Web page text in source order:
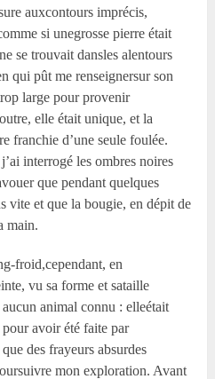
auxcontours imprécis,
si unegrosse pierre était
se trouvait dansles alentours
qui pût me renseignersur son
large pour provenir
elle était unique, et la
franchie d’une seule foulée.
interrogé les ombres noires
que pendant quelques
vite et que la bougie, en dépit de
main.
froid,cependant, en
vu sa forme et sataille
animal connu : elleétait
avoir été faite par
des frayeurs absurdes
mon exploration. Avant